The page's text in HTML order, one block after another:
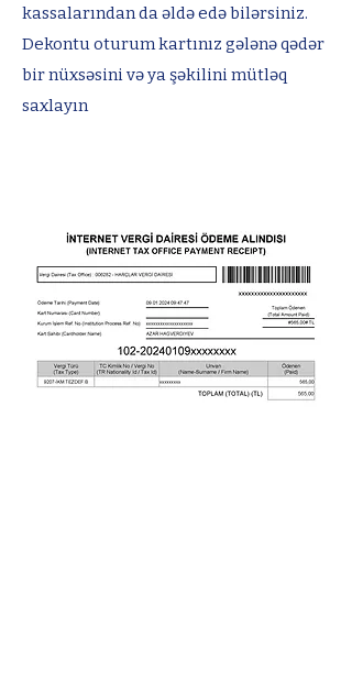
kassalarından da əldə edə bilərsiniz.
Dekontu oturum kartınız gələnə qədər
bir nüxsəsini və ya şəkilini mütləq
saxlayın